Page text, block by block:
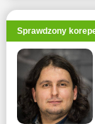
Sprawdzony